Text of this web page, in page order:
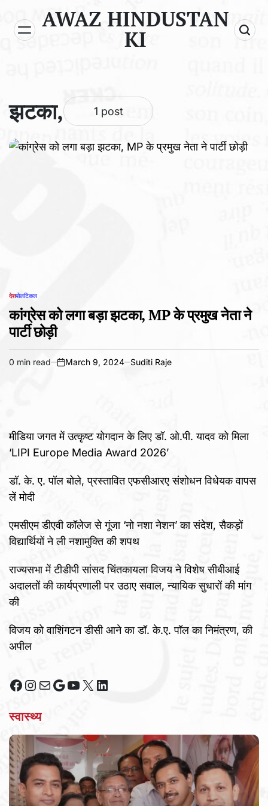
content
AWAZ HINDUSTAN
KI
झटका, 1 post
POSTED
देशपोलटिकल
कांग्रेस को लगा बड़ा झटका, MP के प्रमुख नेता ने
पार्टी छोड़ी
Estimated
0 min read
on
March 9, 2024 Suditi Raje
मीडिया जगत में उत्कृष्ट योगदान के लिए डॉ. ओ.पी. यादव को मिला
‘LIPI Europe Media Award 2026’
डॉ. के. ए. पॉल बोले, प्रस्तावित एफसीआरए संशोधन विधेयक वापस
लें मोदी
एमसीएम डीएवी कॉलेज से गूंजा ‘नो नशा नेशन’ का संदेश, सैकड़ों
विद्यार्थियों ने ली नशामुक्ति की शपथ
राज्यसभा में टीडीपी सांसद चिंतकायला विजय ने विशेष सीबीआई
अदालतों की कार्यप्रणाली पर उठाए सवाल, न्यायिक सुधारों की मांग
की
विजय को वाशिंगटन डीसी आने का डॉ. के.ए. पॉल का निमंत्रण, की
अपील
Facebook
Instagram
MailGoogle
YouTube
X LinkedIn
स्वास्थ्य